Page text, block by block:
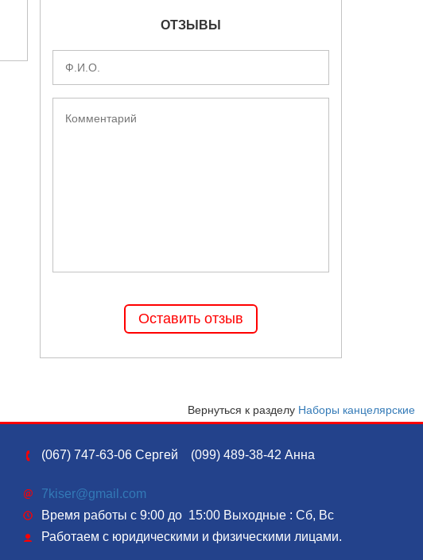
ОТЗЫВЫ
Оставить отзыв
Вернуться к разделу Наборы канцелярские
(067) 747-63-06 Сергей (099) 489-38-42 Анна
7kiser@gmail.com
Время работы с 9:00 до 15:00 Выходные : Сб, Вс
Работаем с юридическими и физическими лицами.